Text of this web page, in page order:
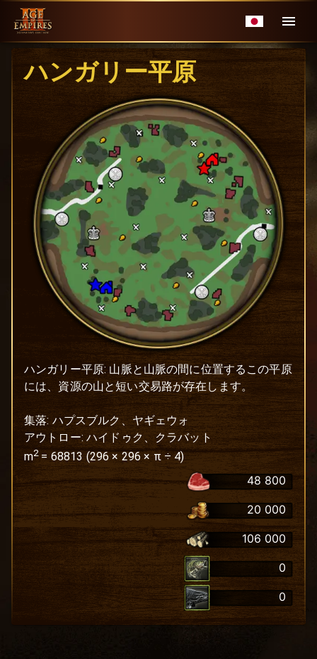
ハンガリー平原
ハンガリー平原: 山脈と山脈の間に位置するこの平原
には、資源の山と短い交易路が存在します。
集落: ハプスブルク、ヤギェウォ
アウトロー: ハイドゥク、クラバット
m2= 68813(296 × 296 × π ÷ 4)
48 800
20 000
106 000
0
0